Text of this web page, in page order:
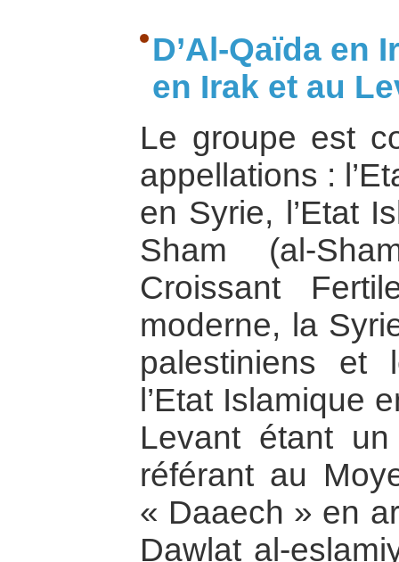
D’Al-Qaïda en
en Irak et au
Le groupe est
appellations :
en Syrie, l’Etat
Sham (al-
Croissant
moderne, la
palestiniens et
l’Etat Islamique
Levant étant
référant au
« Daaech » en
Dawlat al-